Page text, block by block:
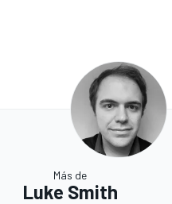
Más de
Luke Smith